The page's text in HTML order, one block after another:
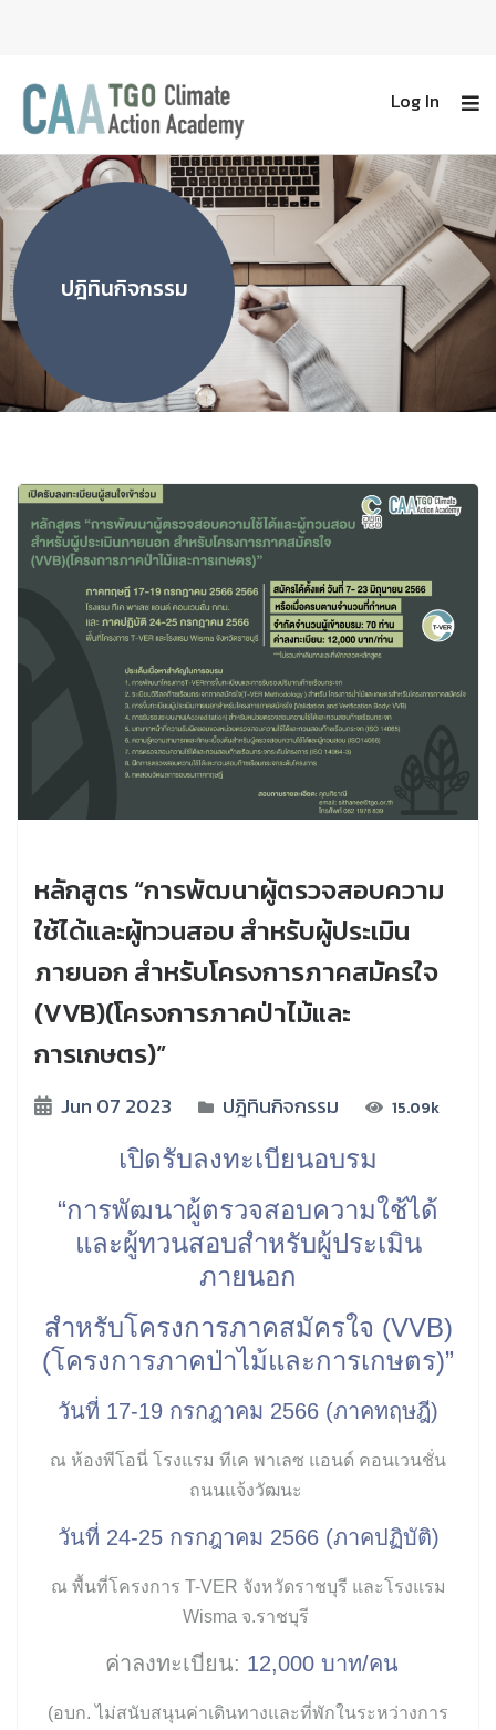
Log In
ปฎิทินกิจกรรม
หลักสูตร “การพัฒนาผู้ตรวจสอบความ
ใช้ได้และผู้ทวนสอบ สำหรับผู้ประเมิน
ภายนอก สำหรับโครงการภาคสมัครใจ
(VVB)(โครงการภาคป่าไม้และ
การเกษตร)”
Jun 07 2023 ปฎิทินกิจกรรม 15.09k
เปิดรับลงทะเบียนอบรม
“การพัฒนาผู้ตรวจสอบความใช้ได้
และผู้ทวนสอบสำหรับผู้ประเมิน
ภายนอก
สำหรับโครงการภาคสมัครใจ (VVB)
(โครงการภาคป่าไม้และการเกษตร)”
วันที่ 17-19 กรกฎาคม 2566 (ภาคทฤษฎี)
ณ ห้องพีโอนี่ โรงแรม ทีเค พาเลซ แอนด์ คอนเวนชั่น
ถนนแจ้งวัฒนะ
วันที่ 24-25 กรกฎาคม 2566 (ภาคปฏิบัติ)
ณ พื้นที่โครงการ T-VER จังหวัดราชบุรี และโรงแรม
Wisma จ.ราชบุรี
ค่าลงทะเบียน: 12,000 บาท/คน
(อบก. ไม่สนับสนุนค่าเดินทางและที่พักในระหว่างการ